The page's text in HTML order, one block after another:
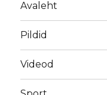
Avaleht
Pildid
Videod